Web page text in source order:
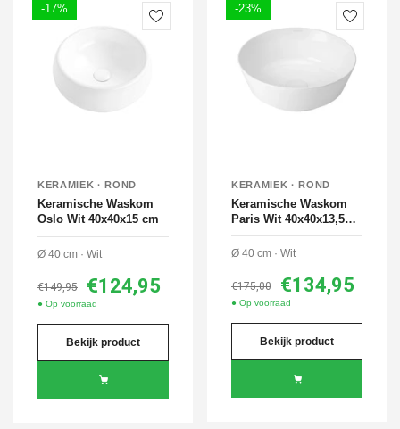
-17%
KERAMIEK · ROND
Keramische Waskom
Oslo Wit 40x40x15 cm
Ø 40 cm · Wit
€149,95 €124,95
● Op voorraad
Bekijk product
-23%
KERAMIEK · ROND
Keramische Waskom
Paris Wit 40x40x13,5
cm
Ø 40 cm · Wit
€175,00 €134,95
● Op voorraad
Bekijk product